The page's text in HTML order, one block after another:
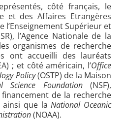
côté français, le
et des Affaires Etrangères
l’Enseignement Supérieur et
l’Agence Nationale de la
organismes de recherche
ont accueilli des lauréats
; et côté américain, l’Office
Policy(OSTP) de la Maison
Science Foundation(NSF),
de la recherche
ainsi que la National Oceanic
(NOAA).